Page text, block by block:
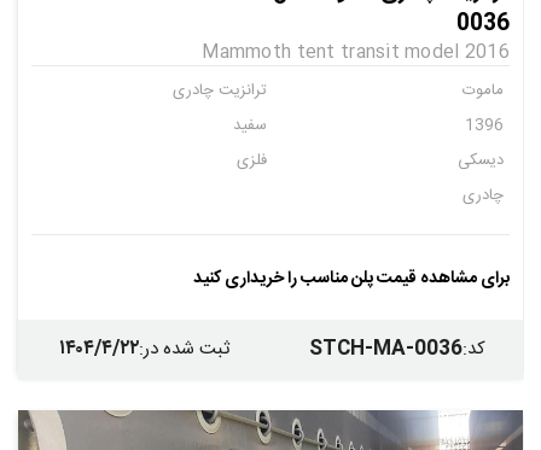
0036
Mammoth tent transit model 2016
ماموت
ترانزیت چادری
1396
سفید
دیسکی
فلزی
چادری
برای مشاهده قیمت پلن مناسب را خریداری کنید
کد:
STCH-MA-0036 ثبت شده در:۱۴۰۴/۴/۲۲